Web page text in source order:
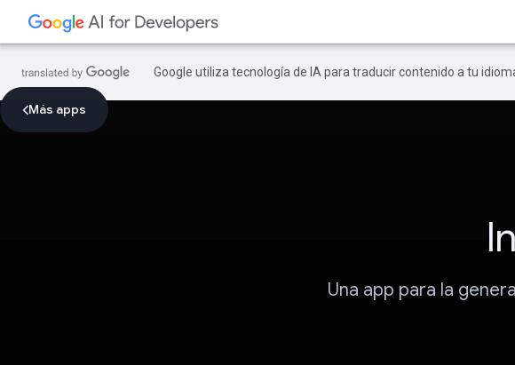
Google utiliza tecnología de IA para traducir contenido a tu
Más apps
Una app para la